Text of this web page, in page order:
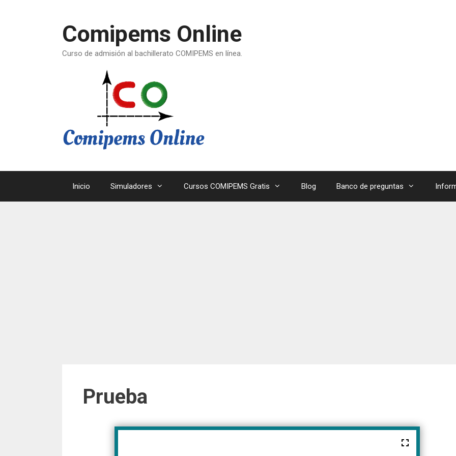
Comipems Online
Curso de admisión al bachillerato COMIPEMS en línea.
Inicio Simuladores Cursos COMIPEMS Gratis Blog Banco de preguntas
Prueba